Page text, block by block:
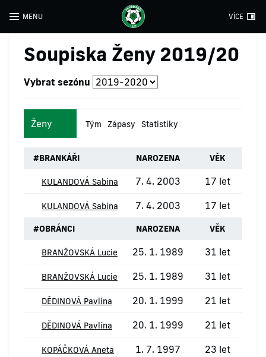
MENU VÍCE
Soupiska Ženy 2019/20
Vybrat sezónu
Ženy Tým Zápasy Statistiky
#BRANKÁŘI NAROZENA VĚK
KULANDOVÁ Sabina 7. 4. 2003 17 let
KULANDOVÁ Sabina 7. 4. 2003 17 let
#OBRÁNCI NAROZENA VĚK
BRANŽOVSKÁ Lucie 25. 1. 1989 31 let
BRANŽOVSKÁ Lucie 25. 1. 1989 31 let
DĚDINOVÁ Pavlína 20. 1. 1999 21 let
DĚDINOVÁ Pavlína 20. 1. 1999 21 let
KOPÁČKOVÁ Aneta 1. 7. 1997 23 let